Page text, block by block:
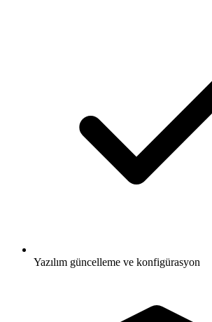
Yazılım güncelleme ve konfigürasyon